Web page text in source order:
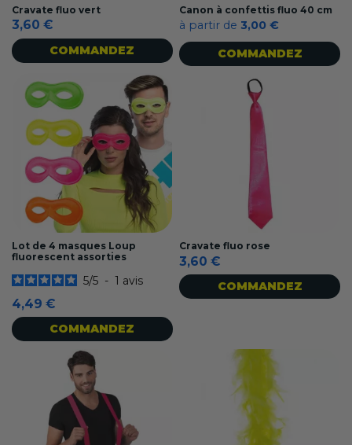
Cravate fluo vert
3,60 €
COMMANDEZ
Canon à confettis fluo 40 cm
à partir de3,00 €
COMMANDEZ
Lot de 4 masques Loup
fluorescent assorties
5/5 - 1 avis
4,49 €
COMMANDEZ
Cravate fluo rose
3,60 €
COMMANDEZ